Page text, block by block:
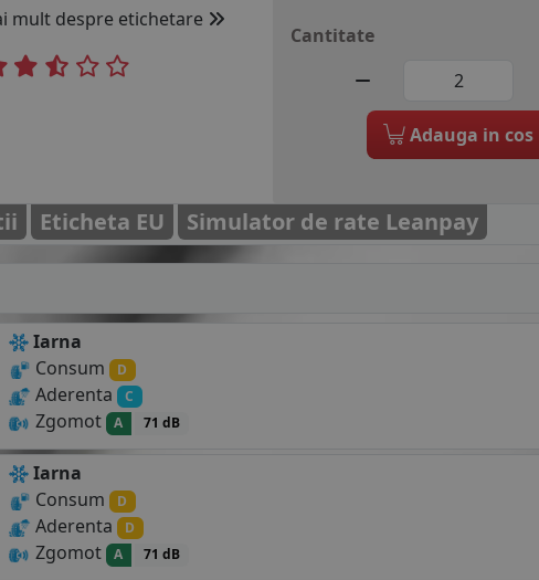
mult despre etichetare
Cantitate
Adauga in cos
Eticheta EU Simulator de rate Leanpay
Iarna
Consum
D
Aderenta C
Zgomot A 71 dB
Iarna
Consum
D
Aderenta D
Zgomot A 71 dB